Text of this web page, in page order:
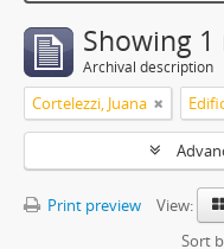
Showing 1
Archival description
Cortelezzi, Juana
Print preview
View:
Sort